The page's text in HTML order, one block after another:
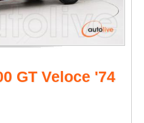
GT Veloce '74